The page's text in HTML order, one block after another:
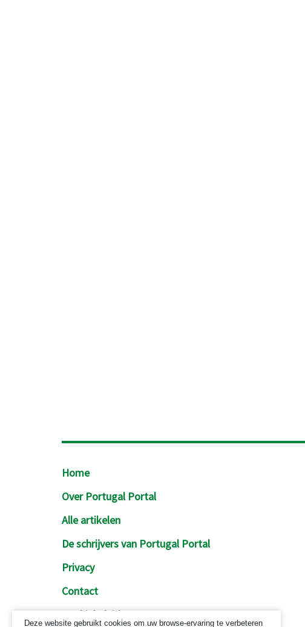
Footer
Home
Over Portugal Portal
Alle artikelen
De schrijvers van Portugal Portal
Privacy
Contact
Cookiebeleid
Deze website gebruikt cookies om uw browse-ervaring te verbeteren